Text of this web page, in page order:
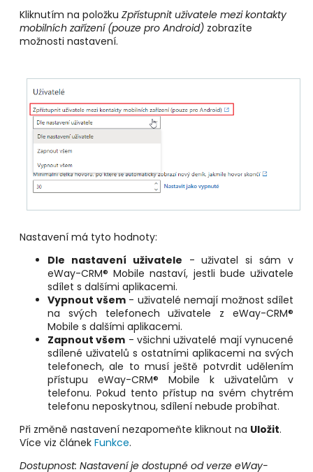
Kliknutím na položku Zpřístupnit uživatele mezi kontakty
mobilních zařízení (pouze pro Android) zobrazíte
možnosti nastavení.
Nastavení má tyto hodnoty:
Dle nastavení uživatele - uživatel si sám v
eWay-CRM® Mobile nastaví, jestli bude uživatele
sdílet s dalšími aplikacemi.
Vypnout všem- uživatelé nemají možnost sdílet
na svých telefonech uživatele z eWay-CRM®
Mobile s dalšími aplikacemi.
Zapnout všem - všichni uživatelé mají vynucené
sdílené uživatelů s ostatními aplikacemi na svých
telefonech, ale to musí ještě potvrdit udělením
přístupu eWay-CRM® Mobile k uživatelům v
telefonu. Pokud tento přístup na svém chytrém
telefonu neposkytnou, sdílení nebude probíhat.
Při změně nastavení nezapomeňte kliknout na Uložit.
Více viz článek Funkce.
Dostupnost: Nastavení je dostupné od verze eWay-